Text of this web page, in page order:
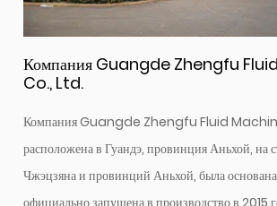
Компания Guangde Zhengfu
Co., Ltd.
Компания Guangde Zhengfu Fluid
расположена в Гуандэ, провинция Аньхой, на
Чжэцзяна и провинций Аньхой, была